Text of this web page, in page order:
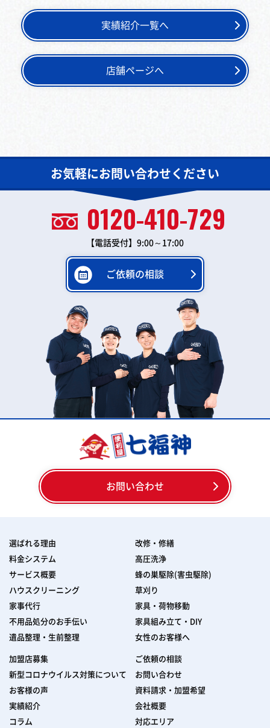
実績紹介一覧へ
店舗ページへ
お気軽にお問い合わせください
0120-410-729
【電話受付】9:00～17:00
ご依頼の相談
お問い合わせ
選ばれる理由
料金システム
サービス概要
ハウスクリーニング
家事代行
不用品処分のお手伝い
遺品整理・生前整理
改修・修繕
高圧洗浄
蜂の巣駆除(害虫駆除)
草刈り
家具・荷物移動
家具組み立て・DIY
女性のお客様へ
加盟店募集
新型コロナウイルス対策について
お客様の声
実績紹介
コラム
ご依頼の相談
お問い合わせ
資料請求・加盟希望
会社概要
対応エリア